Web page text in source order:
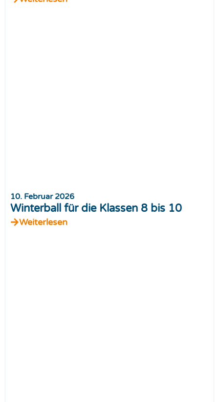
10. Februar 2026
Winterball für die Klassen 8 bis 10
Weiterlesen